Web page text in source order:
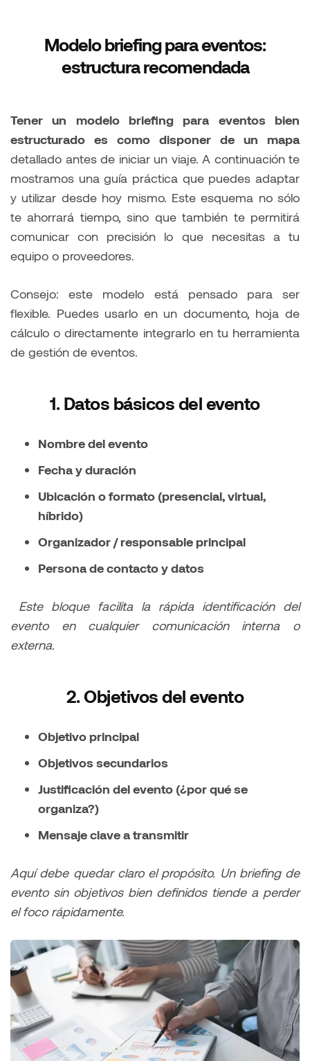
Modelo briefing para eventos:
estructura recomendada
Tener un modelo briefing para eventos bien
estructurado es como disponer de un mapa
detallado antes de iniciar un viaje. A continuación te
mostramos una guía práctica que puedes adaptar
y utilizar desde hoy mismo. Este esquema no sólo
te ahorrará tiempo, sino que también te permitirá
comunicar con precisión lo que necesitas a tu
equipo o proveedores.
Consejo: este modelo está pensado para ser
flexible. Puedes usarlo en un documento, hoja de
cálculo o directamente integrarlo en tu herramienta
de gestión de eventos.
1. Datos básicos del evento
Nombre del evento
Fecha y duración
Ubicación o formato (presencial, virtual,
híbrido)
Organizador / responsable principal
Persona de contacto y datos
Este bloque facilita la rápida identificación del
evento en cualquier comunicación interna o
externa.
2. Objetivos del evento
Objetivo principal
Objetivos secundarios
Justificación del evento (¿por qué se
organiza?)
Mensaje clave a transmitir
Aquí debe quedar claro el propósito. Un briefing de
evento sin objetivos bien definidos tiende a perder
el foco rápidamente.